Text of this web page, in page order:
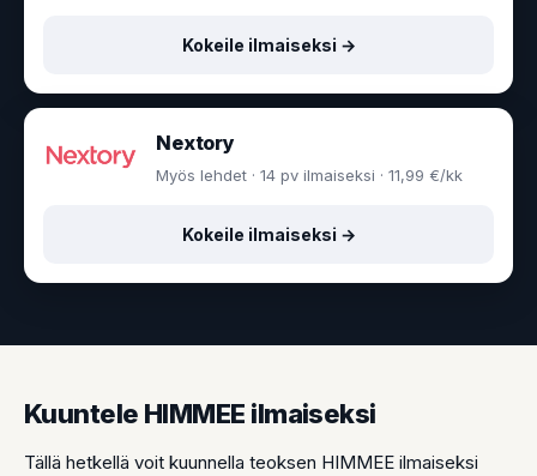
Kokeile ilmaiseksi →
Nextory
Myös lehdet · 14 pv ilmaiseksi · 11,99 €/kk
Kokeile ilmaiseksi →
Kuuntele HIMMEE ilmaiseksi
Tällä hetkellä voit kuunnella teoksen HIMMEE ilmaiseksi